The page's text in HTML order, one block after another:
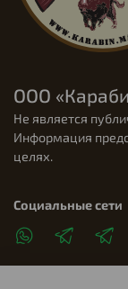
ООО
Не является
Информация
целях.
Социальные сети